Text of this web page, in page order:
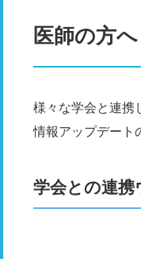
医師の方へ
様々な学会と連携
情報アップデート
学会との連携